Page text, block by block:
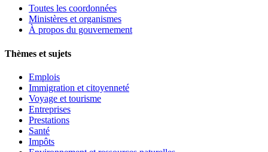
Toutes les coordonnées
Ministères et organismes
À propos du gouvernement
Thèmes et sujets
Emplois
Immigration et citoyenneté
Voyage et tourisme
Entreprises
Prestations
Santé
Impôts